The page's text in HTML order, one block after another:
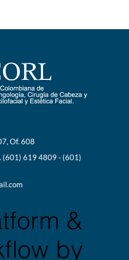
Of. 608
(601) 619 4809 - (601)